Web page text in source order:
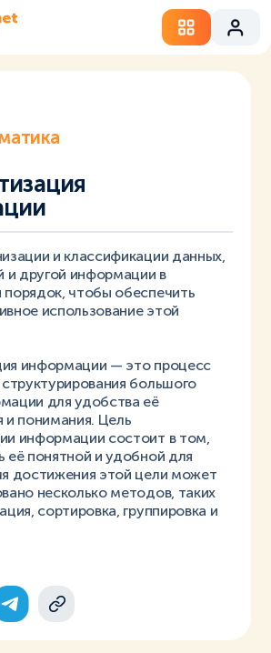
и классификации данных,
и другой информации в
чтобы обеспечить
использование этой
информации — это процесс
большого
для удобства её
и понимания. Цель
информации состоит в том,
её понятной и удобной для
достижения этой цели может
несколько методов, таких
сортировка, группировка и